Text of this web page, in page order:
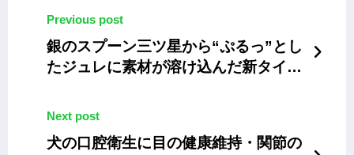
Previous post
銀のスプーン三ツ星から“ぷるっ”とし
たジュレに素材が溶け込んだ新タイプ
Next post
犬の口腔衛生に目の健康維持・関節の